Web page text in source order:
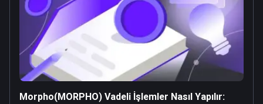
Morpho(MORPHO) Vadeli İşlemler Nasıl Yapılır: